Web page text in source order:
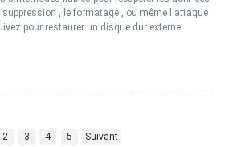
suppression , le formatage , ou même l'attaque
pour restaurer un disque dur externe
2 3 4 5 Suivant